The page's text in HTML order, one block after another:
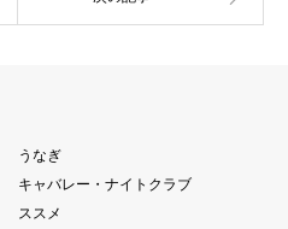
うなぎ
キャバレー・ナイトクラブ
ススメ